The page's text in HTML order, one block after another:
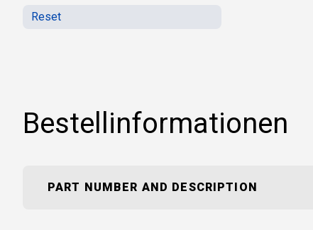
Reset
Bestellinformationen
PART NUMBER AND DESCRIPTION